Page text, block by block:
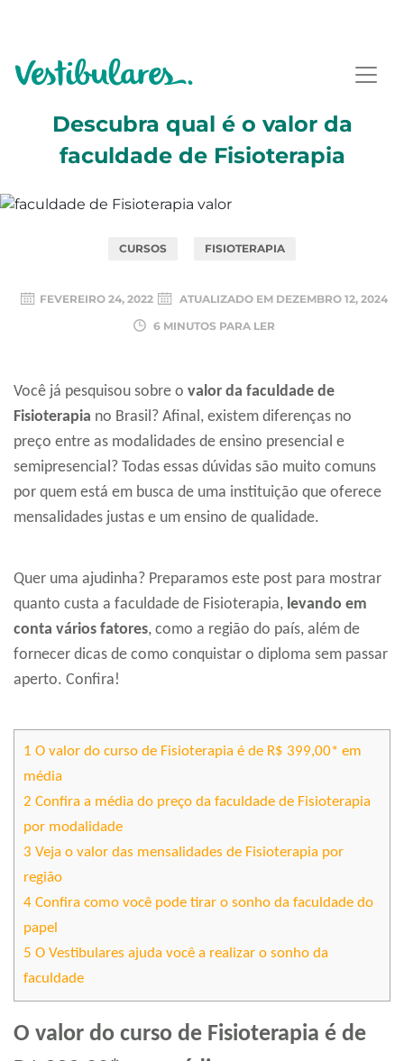
Descubra qual é o valor da
faculdade de Fisioterapia
CURSOS FISIOTERAPIA
FEVEREIRO 24, 2022 ATUALIZADO EM DEZEMBRO 12, 2024
6 MINUTOS PARA LER
Você já pesquisou sobre o valor da faculdade de
Fisioterapia no Brasil? Afinal, existem diferenças no
preço entre as modalidades de ensino presencial e
semipresencial? Todas essas dúvidas são muito comuns
por quem está em busca de uma instituição que oferece
mensalidades justas e um ensino de qualidade.
Quer uma ajudinha? Preparamos este post para mostrar
quanto custa a faculdade de Fisioterapia, levando em
conta vários fatores, como a região do país, além de
fornecer dicas de como conquistar o diploma sem passar
aperto. Confira!
1 O valor do curso de Fisioterapia é de R$ 399,00* em
média
2 Confira a média do preço da faculdade de Fisioterapia
por modalidade
3 Veja o valor das mensalidades de Fisioterapia por
região
4 Confira como você pode tirar o sonho da faculdade do
papel
5 O Vestibulares ajuda você a realizar o sonho da
faculdade
O valor do curso de Fisioterapia é de